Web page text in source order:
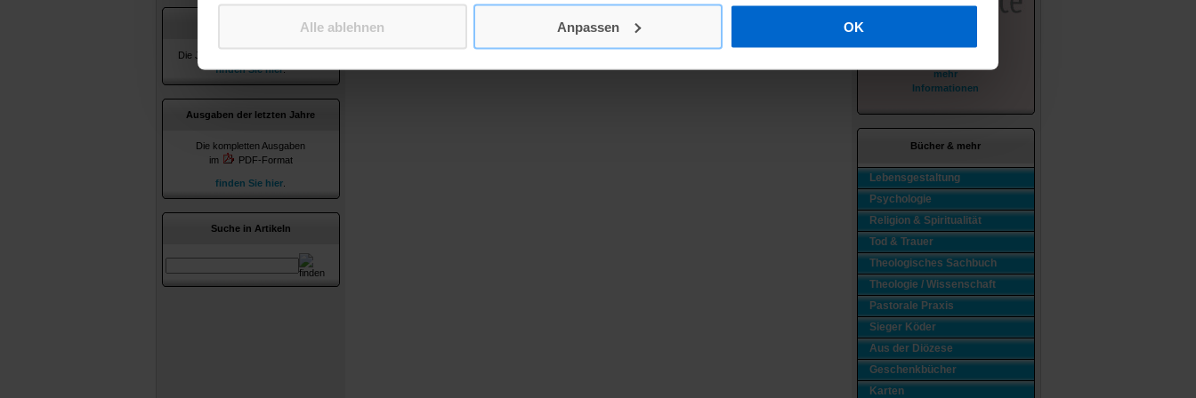
Alle ablehnen Anpassen OK
Die Jahresverzeichnisse ab 2010
finden Sie hier.
Ausgaben der letzten Jahre
Die kompletten Ausgaben
im
PDF-Format
finden Sie hier
Suche in Artikeln
mehr
Informationen
Bücher & mehr
Lebensgestaltung
Psychologie
Religion & Spiritualität
Tod & Trauer
Theologisches Sachbuch
Theologie / Wissenschaft
Pastorale Praxis
Sieger Köder
Aus der Diözese
Geschenkbücher
Karten